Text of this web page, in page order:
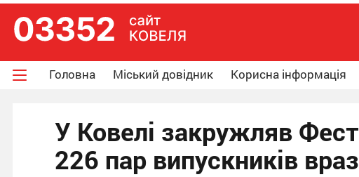
Головна Міський довідник Корисна інформація
У Ковелі закружляв
226 пар випускників